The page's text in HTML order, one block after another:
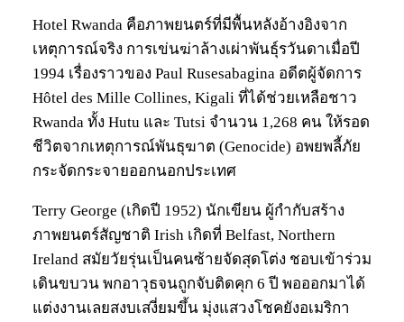
Hotel Rwanda คือภาพยนตร์ที่มีพื้นหลังอ้างอิงจาก
เหตุการณ์จริง การเข่นฆ่าล้างเผ่าพันธุ์รวันดาเมื่อปี
1994 เรื่องราวของ Paul Rusesabagina อดีตผู้จัดการ
Hôtel des Mille Collines, Kigali ที่ได้ช่วยเหลือชาว
Rwanda ทั้ง Hutu และ Tutsi จำนวน 1,268 คน ให้รอด
ชีวิตจากเหตุการณ์พันธุฆาต (Genocide) อพยพลี้ภัย
กระจัดกระจายออกนอกประเทศ
Terry George (เกิดปี 1952) นักเขียน ผู้กำกับสร้าง
ภาพยนตร์สัญชาติ Irish เกิดที่ Belfast, Northern
Ireland สมัยวัยรุ่นเป็นคนซ้ายจัดสุดโต่ง ชอบเข้าร่วม
เดินขบวน พกอาวุธจนถูกจับติดคุก 6 ปี พอออกมาได้
แต่งงานเลยสงบเสงี่ยมขึ้น มุ่งแสวงโชคยังอเมริกา